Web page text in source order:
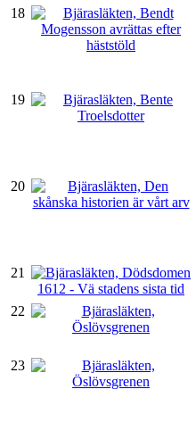
18
19
20
21
22
23